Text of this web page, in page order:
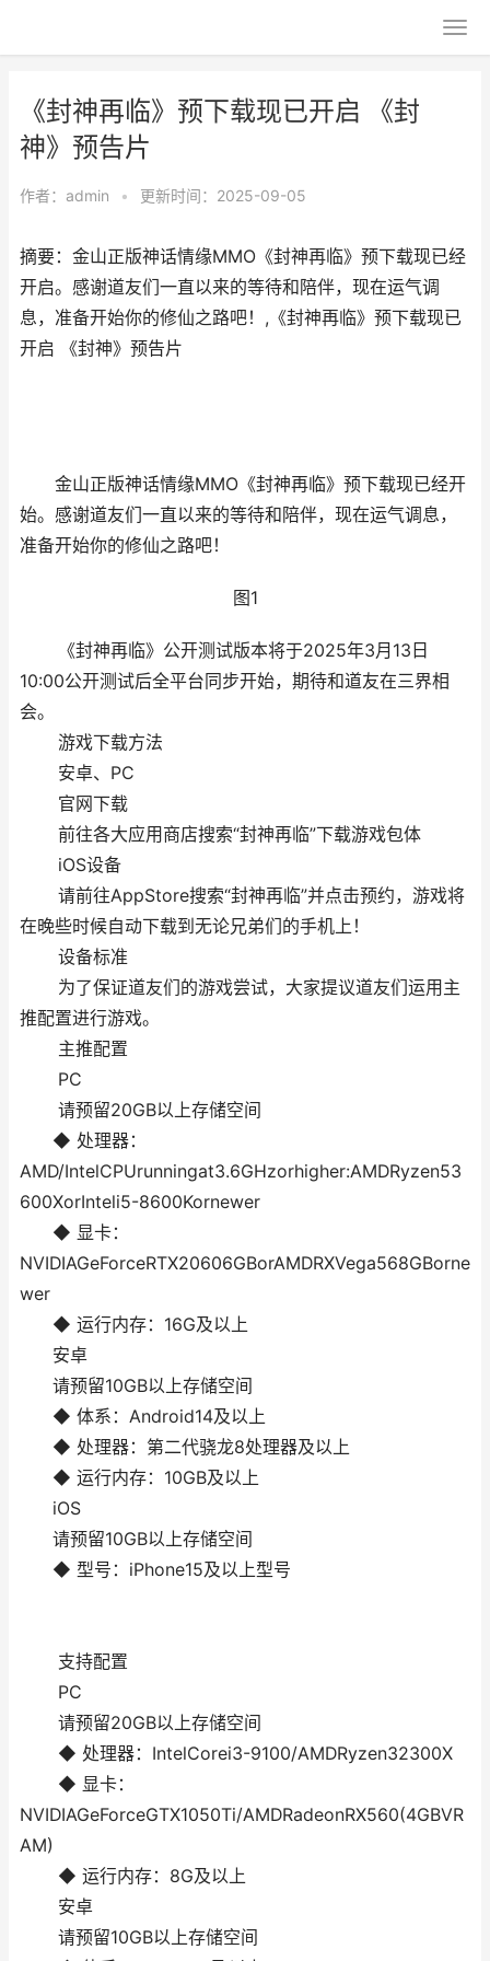
《封神再临》预下载现已开启 《封
神》预告片
作者： admin • 更新时间：2025-09-05
摘要：金山正版神话情缘MMO《封神再临》预下载现已经
开启。感谢道友们一直以来的等待和陪伴，现在运气调
息，准备开始你的修仙之路吧！,《封神再临》预下载现已
开启 《封神》预告片
金山正版神话情缘MMO《封神再临》预下载现已经开
始。感谢道友们一直以来的等待和陪伴，现在运气调息，
准备开始你的修仙之路吧！
图1
《封神再临》公开测试版本将于2025年3月13日
10:00公开测试后全平台同步开始，期待和道友在三界相
会。
游戏下载方法
安卓、PC
官网下载
前往各大应用商店搜索“封神再临”下载游戏包体
iOS设备
请前往AppStore搜索“封神再临”并点击预约，游戏将
在晚些时候自动下载到无论兄弟们的手机上！
设备标准
为了保证道友们的游戏尝试，大家提议道友们运用主
推配置进行游戏。
主推配置
PC
请预留20GB以上存储空间
◆ 处理器：
AMD/IntelCPUrunningat3.6GHzorhigher:AMDRyzen53
600XorInteli5-8600Kornewer
◆ 显卡：
NVIDIAGeForceRTX20606GBorAMDRXVega568GBorne
wer
◆ 运行内存：16G及以上
安卓
请预留10GB以上存储空间
◆ 体系：Android14及以上
◆ 处理器：第二代骁龙8处理器及以上
◆ 运行内存：10GB及以上
iOS
请预留10GB以上存储空间
◆ 型号：iPhone15及以上型号
支持配置
PC
请预留20GB以上存储空间
◆ 处理器：IntelCorei3-9100/AMDRyzen32300X
◆ 显卡：
NVIDIAGeForceGTX1050Ti/AMDRadeonRX560(4GBVR
AM)
◆ 运行内存：8G及以上
安卓
请预留10GB以上存储空间